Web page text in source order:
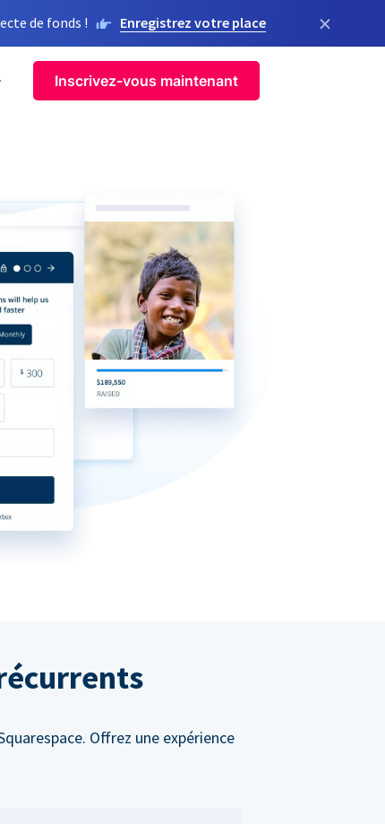
de fonds ! Enregistrez votre place ×
Inscrivez-vous maintenant
Offrez une expérience